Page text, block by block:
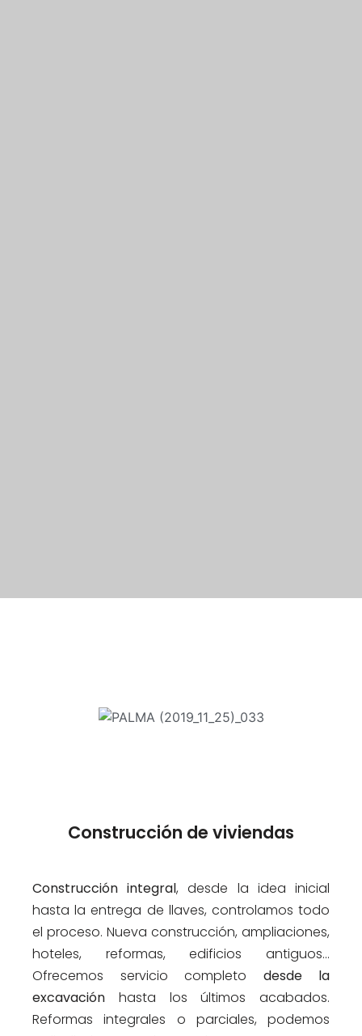
Construcción de viviendas
Construcción integral, desde la idea inicial
hasta la entrega de llaves, controlamos todo
el proceso. Nueva construcción, ampliaciones,
hoteles, reformas, edificios antiguos…
Ofrecemos servicio completo desde la
excavación hasta los últimos acabados.
Reformas integrales o parciales, podemos